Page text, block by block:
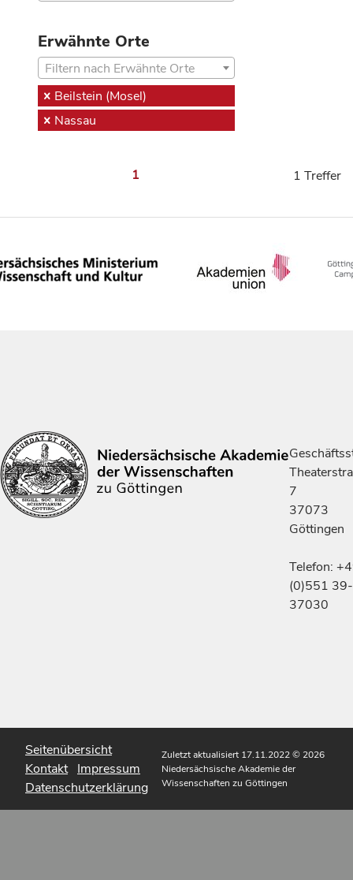
Erwähnte Orte
Filtern nach Erwähnte Orte
Beilstein (Mosel)
Nassau
1 1 Treffer
7
37073
Göttingen
Telefon:
(0)551 39-
37030
Seitenübersicht
Kontakt Impressum
Datenschutzerklärung
Zuletzt aktualisiert 17.11.2022© 2026
Niedersächsische Akademie der
Wissenschaften zu Göttingen